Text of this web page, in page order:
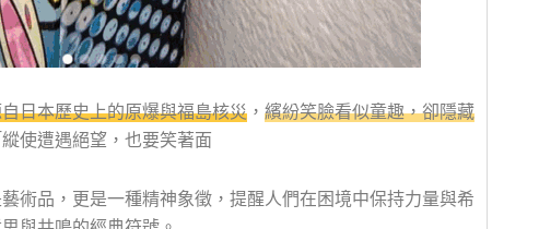
日本歷史上的原爆與福島核災 ， 繽紛笑臉看似童趣，卻隱藏
使遭遇絕望，也要笑著面
術品，更是一種精神象徵，提醒人們在困境中保持力量與希